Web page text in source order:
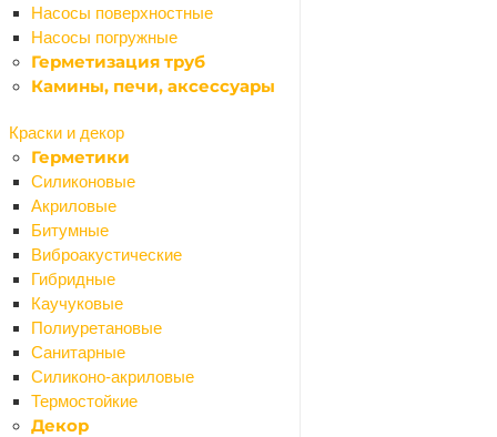
Насосы поверхностные
Насосы погружные
Герметизация труб
Камины, печи, аксессуары
Краски и декор
Герметики
Силиконовые
Акриловые
Битумные
Виброакустические
Гибридные
Каучуковые
Полиуретановые
Санитарные
Силиконо-акриловые
Термостойкие
Декор
Назад
Теплоизоляция и шумоизоляция
Минеральная вата
Пенополистирольные плиты
Фасадные и кровельные пленки
Древесно-плитные материалы
Назад
Древесно-плитные материалы
ДВП
ОСП (OSB)
Фанера
ЦСП
Шланги резиновые и пвх
Асболист, паронит
Шпаклевки готовые
Назад
Шпаклевки готовые